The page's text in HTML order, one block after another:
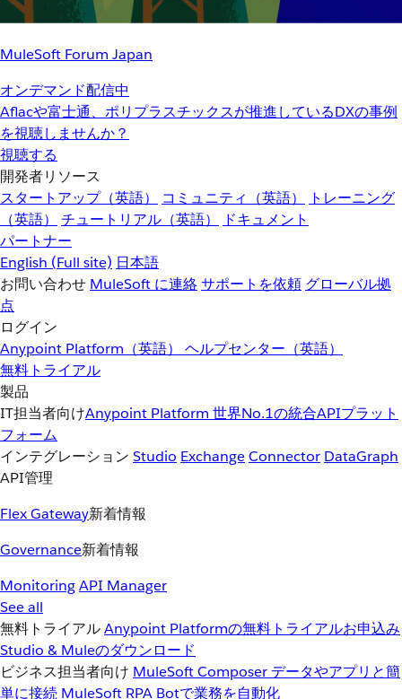
MuleSoft Forum Japan
オンデマンド配信中
Aflacや富士通、ポリプラスチックスが推進しているDXの事例
を視聴しませんか？
視聴する
開発者リソース
スタートアップ（英語）
コミュニティ（英語）
トレーニング
（英語）
チュートリアル（英語）
ドキュメント
パートナー
English (Full site) 日本語
お問い合わせ MuleSoft に連絡サポートを依頼 グローバル拠
点
ログイン
Anypoint Platform（英語） ヘルプセンター（英語）
無料トライアル
製品
IT担当者向けAnypoint Platform 世界No.1の統合APIプラット
フォーム
インテグレーション Studio ExchangeConnector DataGraph
API管理
Flex Gateway新着情報
Governance新着情報
MonitoringAPI Manager
See all
無料トライアルAnypoint Platformの無料トライアルお申込み
Studio & Muleのダウンロード
ビジネス担当者向け MuleSoft Composer データやアプリと簡
単に接続 MuleSoft RPA Botで業務を自動化